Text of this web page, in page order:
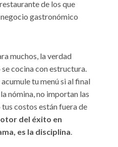
de los que
gastronómico
muchos, la verdad
cocina con estructura.
acumule tu menú si al final
nómina, no importan las
costos están fuera de
del éxito en
es la disciplina.